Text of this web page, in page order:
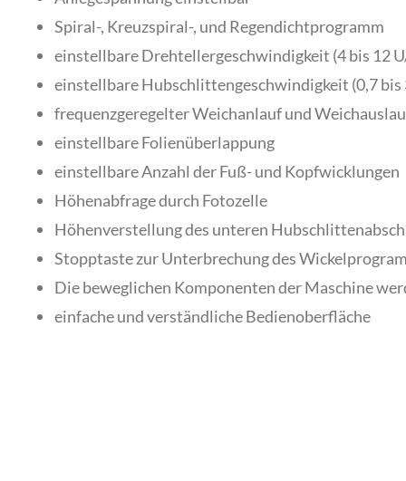
Spiral-, Kreuzspiral-, und Regendichtprogramm
einstellbare Drehtellergeschwindigkeit (4 bis 12
einstellbare Hubschlittengeschwindigkeit (0,7
frequenzgeregelter Weichanlauf und
einstellbare Folienüberlappung
einstellbare Anzahl der Fuß- und Kopfwicklungen
Höhenabfrage durch Fotozelle
Höhenverstellung des unteren
Stopptaste zur Unterbrechung des
Die beweglichen Komponenten der Maschine
einfache und verständliche Bedienoberfläche